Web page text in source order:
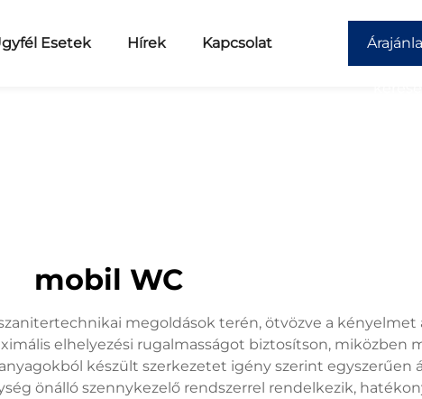
Esetek Hírek Kapcsolat
mobil WC
megoldások terén, ötvözve a
elhelyezési rugalmasságot biztosítson, miközben
készült szerkezetet igény szerint egyszerűen
önálló szennykezelő rendszerrel rendelkezik,